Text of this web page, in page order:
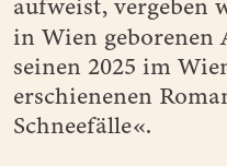
in Wien geborenen
seinen 2025 im
erschienenen
Schneefälle«.